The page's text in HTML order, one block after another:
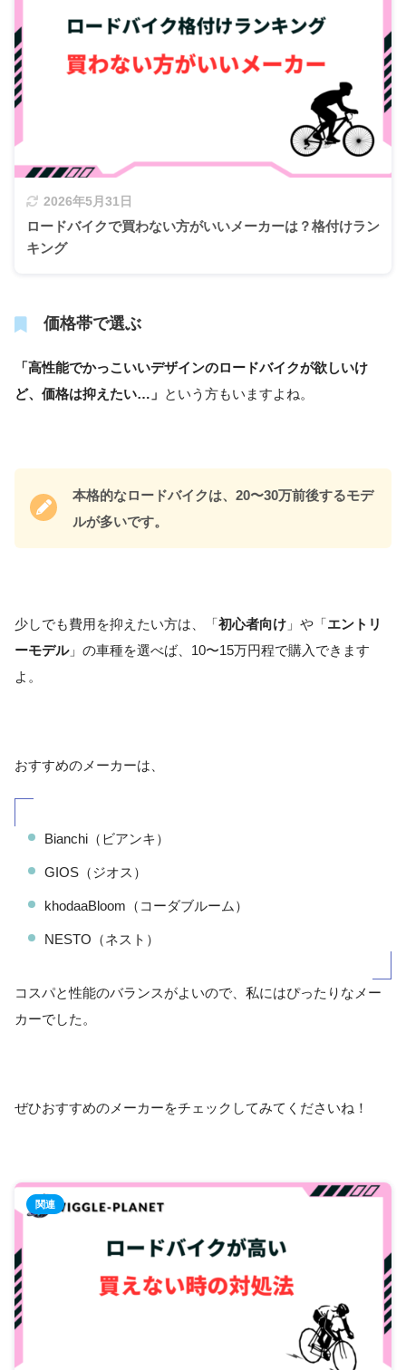
2026年5月31日
ロードバイクで買わない方がいいメーカーは？格付けラン
キング
価格帯で選ぶ
「高性能でかっこいいデザインのロードバイクが欲しいけ
ど、価格は抑えたい…」 という方もいますよね。
本格的なロードバイクは、20〜30万前後するモデ
ルが多いです。
少しでも費用を抑えたい方は、「初心者向け 」や「エントリ
ーモデル」の車種を選べば、10〜15万円程で購入できます
よ。
おすすめのメーカーは、
Bianchi（ビアンキ）
GIOS（ジオス）
khodaaBloom（コーダブルーム）
NESTO（ネスト）
コスパと性能のバランスがよいので、私にはぴったりなメー
カーでした。
ぜひおすすめのメーカーをチェックしてみてくださいね！